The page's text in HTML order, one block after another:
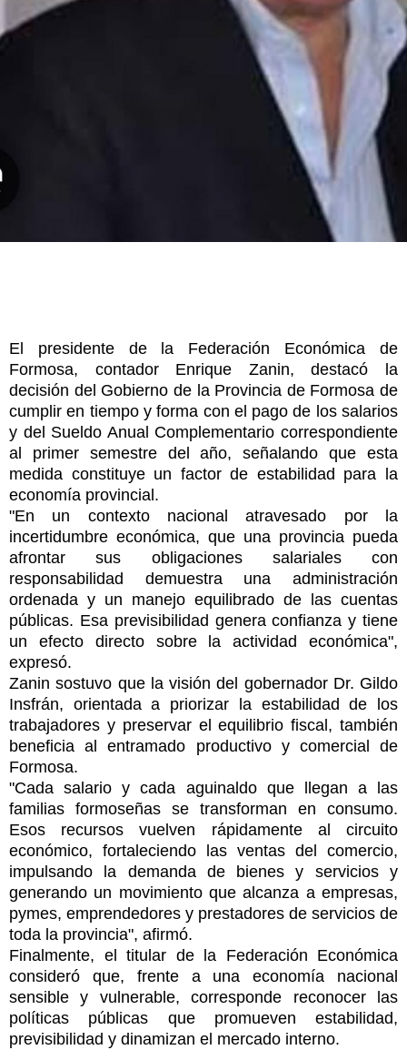
El presidente de la Federación Económica de
Formosa, contador Enrique Zanin, destacó la
decisión del Gobierno de la Provincia de Formosa de
cumplir en tiempo y forma con el pago de los salarios
y del Sueldo Anual Complementario correspondiente
al primer semestre del año, señalando que esta
medida constituye un factor de estabilidad para la
economía provincial.
"En un contexto nacional atravesado por la
incertidumbre económica, que una provincia pueda
afrontar sus obligaciones salariales con
responsabilidad demuestra una administración
ordenada y un manejo equilibrado de las cuentas
públicas. Esa previsibilidad genera confianza y tiene
un efecto directo sobre la actividad económica",
expresó.
Zanin sostuvo que la visión del gobernador Dr. Gildo
Insfrán, orientada a priorizar la estabilidad de los
trabajadores y preservar el equilibrio fiscal, también
beneficia al entramado productivo y comercial de
Formosa.
"Cada salario y cada aguinaldo que llegan a las
familias formoseñas se transforman en consumo.
Esos recursos vuelven rápidamente al circuito
económico, fortaleciendo las ventas del comercio,
impulsando la demanda de bienes y servicios y
generando un movimiento que alcanza a empresas,
pymes, emprendedores y prestadores de servicios de
toda la provincia", afirmó.
Finalmente, el titular de la Federación Económica
consideró que, frente a una economía nacional
sensible y vulnerable, corresponde reconocer las
políticas públicas que promueven estabilidad,
previsibilidad y dinamizan el mercado interno.